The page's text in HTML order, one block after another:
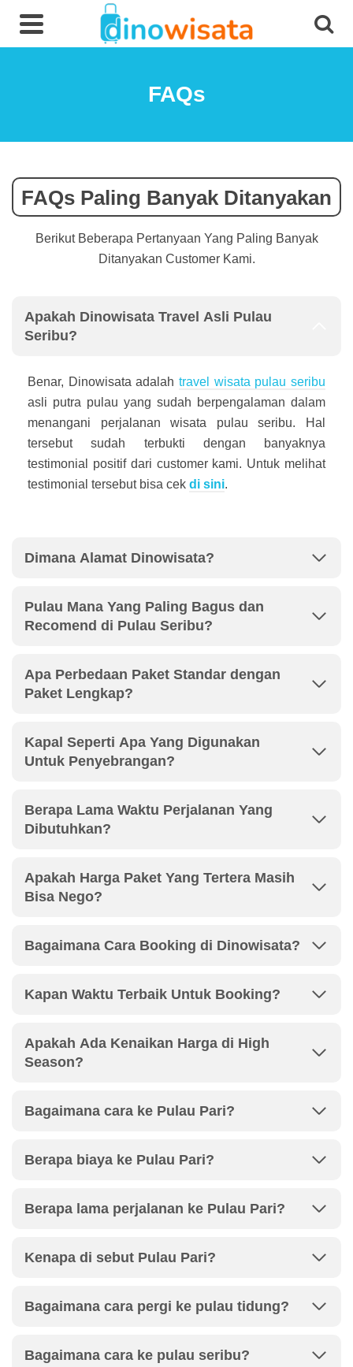
FAQs
FAQs Paling Banyak Ditanyakan
Berikut Beberapa Pertanyaan Yang Paling Banyak
Ditanyakan Customer Kami.
Apakah Dinowisata Travel Asli Pulau
Seribu?
Benar, Dinowisata adalah travel wisata pulau seribu
asli putra pulau yang sudah berpengalaman dalam
menangani perjalanan wisata pulau seribu. Hal
tersebut sudah terbukti dengan banyaknya
testimonial positif dari customer kami. Untuk melihat
testimonial tersebut bisa cek di sini.
Dimana Alamat Dinowisata?
Pulau Mana Yang Paling Bagus dan
Recomend di Pulau Seribu?
Apa Perbedaan Paket Standar dengan
Paket Lengkap?
Kapal Seperti Apa Yang Digunakan
Untuk Penyebrangan?
Berapa Lama Waktu Perjalanan Yang
Dibutuhkan?
Apakah Harga Paket Yang Tertera Masih
Bisa Nego?
Bagaimana Cara Booking di Dinowisata?
Kapan Waktu Terbaik Untuk Booking?
Apakah Ada Kenaikan Harga di High
Season?
Bagaimana cara ke Pulau Pari?
Berapa biaya ke Pulau Pari?
Berapa lama perjalanan ke Pulau Pari?
Kenapa di sebut Pulau Pari?
Bagaimana cara pergi ke pulau tidung?
Bagaimana cara ke pulau seribu?